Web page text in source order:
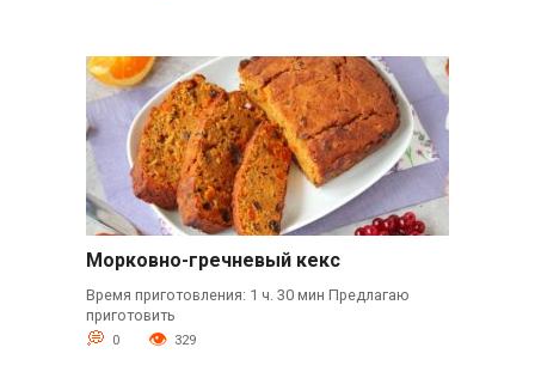
Морковно-гречневый кекс
Время приготовления: 1 ч. 30 мин Предлагаю
приготовить
0 329